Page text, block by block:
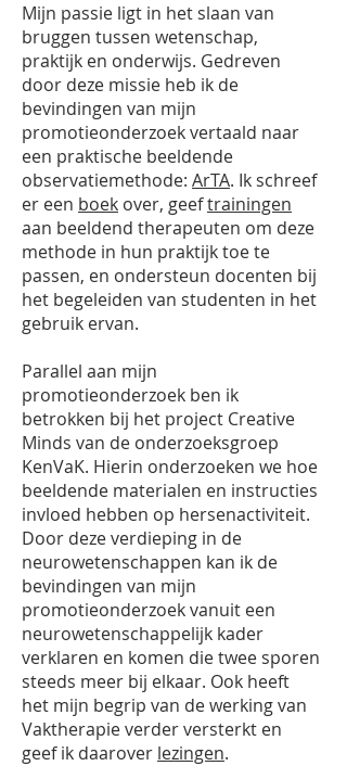
Mijn passie ligt in het slaan van
bruggen tussen wetenschap,
praktijk en onderwijs. Gedreven
door deze missie heb ik de
bevindingen van mijn
promotieonderzoek vertaald naar
een praktische beeldende
observatiemethode: ArTA. Ik schreef
er een boek over, geeftrainingen
aan beeldend therapeuten om deze
methode in hun praktijk toe te
passen, en ondersteun docenten bij
het begeleiden van studenten in het
gebruik ervan.
Parallel aan mijn
promotieonderzoek ben ik
betrokken bij het project Creative
Minds van de onderzoeksgroep
KenVaK. Hierin onderzoeken we hoe
beeldende materialen en instructies
invloed hebben op hersenactiviteit.
Door deze verdieping in de
neurowetenschappen kan ik de
bevindingen van mijn
promotieonderzoek vanuit een
neurowetenschappelijk kader
verklaren en komen die twee sporen
steeds meer bij elkaar. Ook heeft
het mijn begrip van de werking van
Vaktherapie verder versterkt en
geef ik daarover lezingen.